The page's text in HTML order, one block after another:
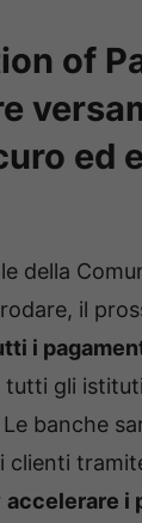
of
ed
della
il
i
tutti gli
Le banche
clienti
accelerare i